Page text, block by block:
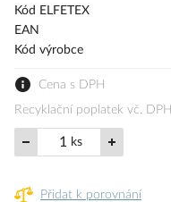
s
obrázky
Kód ELFETEX
EAN
Kód výrobce
Cena s DPH
Recyklační poplatek vč. DPH
ks
Přidat k porovnání